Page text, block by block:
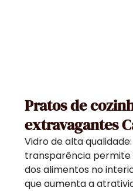
Pratos de
extravagantes
Vidro de alta
transparência permite
dos alimentos no
que aumenta a